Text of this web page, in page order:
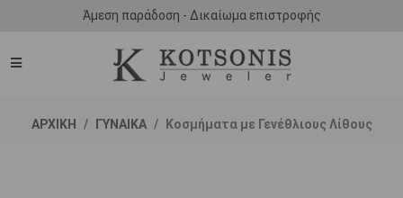
Άμεση παράδοση - Δικαίωμα επιστροφής
ΑΡΧΙΚΗ ΓΥΝΑΙΚΑ Κοσμήματα με Γενέθλιους Λίθους